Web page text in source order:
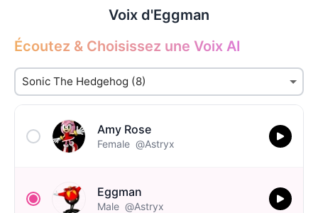
Voix d'Eggman
Écoutez & Choisissez une Voix AI
Amy Rose
Female @Astryx
Eggman
Male @Astryx